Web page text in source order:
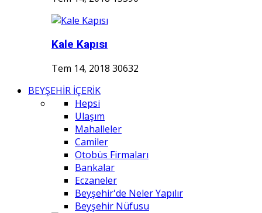
Kale Kapısı
Tem 14, 2018 30632
BEYŞEHİR İÇERİK
Hepsi
Ulaşım
Mahalleler
Camiler
Otobüs Firmaları
Bankalar
Eczaneler
Beyşehir'de Neler Yapılır
Beyşehir Nüfusu